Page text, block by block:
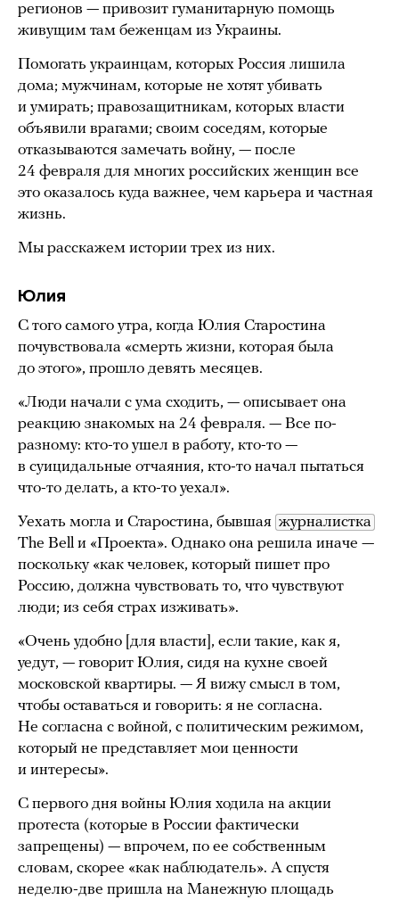
регионов — привозит гуманитарную помощь
живущим там беженцам из Украины.
Помогать украинцам, которых Россия лишила
дома; мужчинам, которые не хотят убивать
и умирать; правозащитникам, которых власти
объявили врагами; своим соседям, которые
отказываются замечать войну, — после
24 февраля для многих российских женщин все
это оказалось куда важнее, чем карьера и частная
жизнь.
Мы расскажем истории трех из них.
Юлия
С того самого утра, когда Юлия Старостина
почувствовала «смерть жизни, которая была
до этого», прошло девять месяцев.
«Люди начали с ума сходить, — описывает она
реакцию знакомых на 24 февраля. — Все по-
разному: кто-то ушел в работу, кто-то —
в суицидальные отчаяния, кто-то начал пытаться
что-то делать, а кто-то уехал».
Уехать могла и Старостина, бывшая журналистка
The Bell и «Проекта». Однако она решила иначе —
поскольку «как человек, который пишет про
Россию, должна чувствовать то, что чувствуют
люди; из себя страх изживать».
«Очень удобно [для власти], если такие, как я,
уедут, — говорит Юлия, сидя на кухне своей
московской квартиры. — Я вижу смысл в том,
чтобы оставаться и говорить: я не согласна.
Не согласна с войной, с политическим режимом,
который не представляет мои ценности
и интересы».
С первого дня войны Юлия ходила на акции
протеста (которые в России фактически
запрещены) — впрочем, по ее собственным
словам, скорее «как наблюдатель». А спустя
неделю-две пришла на Манежную площадь